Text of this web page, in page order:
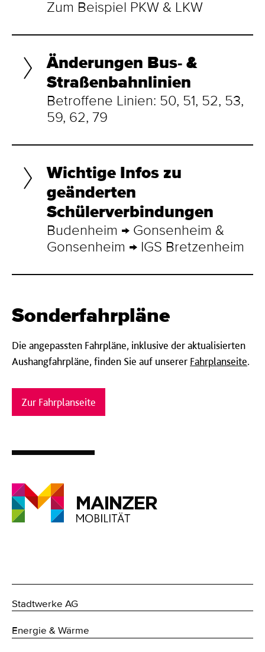
Zum Beispiel PKW & LKW
Änderungen Bus- &
Straßenbahnlinien
Betroffene Linien: 50, 51, 52, 53,
59, 62, 79
Wichtige Infos zu
geänderten
Schülerverbindungen
Budenheim → Gonsenheim &
Gonsenheim → IGS Bretzenheim
Sonderfahrpläne
Die angepassten Fahrpläne, inklusive der aktualisierten
Aushangfahrpläne, finden Sie auf unserer Fahrplanseite.
Zur Fahrplanseite
Stadtwerke AG
Energie & Wärme